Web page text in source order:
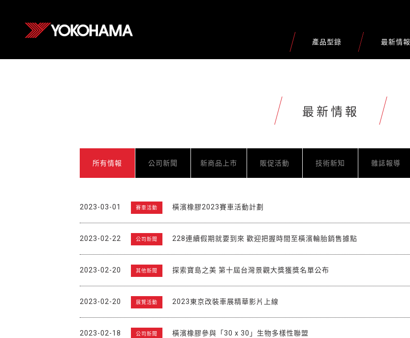
產品型錄 最新情報
最新情報
所有情報 公司新聞 新商品上市 販促活動 技術新知 雜誌報導
2023-03-01 賽車活動 橫濱橡膠2023賽車活動計劃
2023-02-22 公司新聞 228連續假期就要到來 歡迎把握時間至橫濱輪胎銷售據點
2023-02-20 其他新聞 探索寶島之美 第十屆台灣景觀大獎獲獎名單公布
2023-02-20 展覽活動 2023東京改裝車展精華影片上線
2023-02-18 公司新聞 橫濱橡膠參與「30 x 30」生物多樣性聯盟